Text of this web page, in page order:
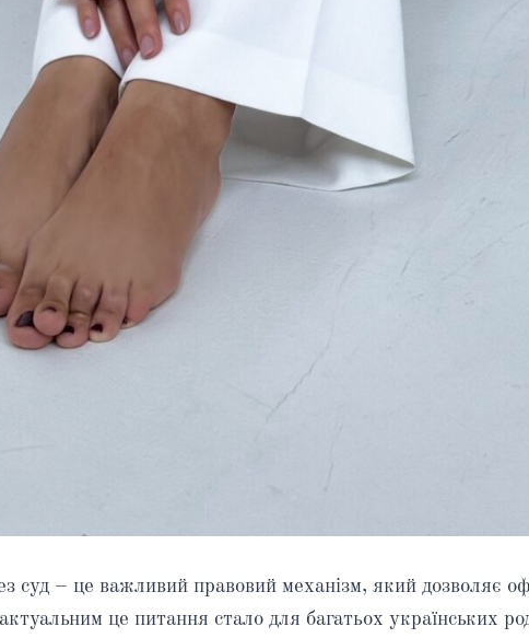
суд – це важливий правовий механізм, який дозволяє
це питання стало для багатьох українських